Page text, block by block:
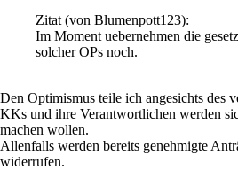
Zitat (von Blumenpott123):
Im Moment uebernehmen die
solcher OPs noch.
Den Optimismus teile ich angesichts des
KKs und ihre Verantwortlichen werden
machen wollen.
Allenfalls werden bereits genehmigte
widerrufen.